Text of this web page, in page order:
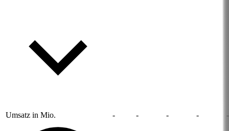
Umsatz in Mio. - - - - -